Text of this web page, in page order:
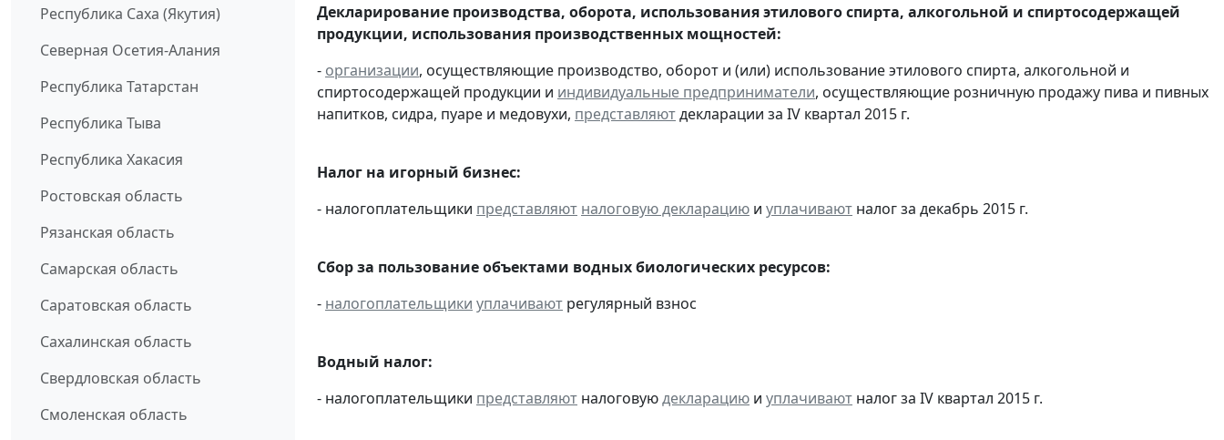
Республика Саха (Якутия)
Северная Осетия-Алания
Республика Татарстан
Республика Тыва
Республика Хакасия
Ростовская область
Рязанская область
Самарская область
Саратовская область
Сахалинская область
Свердловская область
Смоленская область
Декларирование производства, оборота, использования этилового спирта, алкогольной и спиртосодержащей
продукции, использования производственных мощностей:
- организации, осуществляющие производство, оборот и (или) использование этилового спирта, алкогольной и
спиртосодержащей продукции и индивидуальные предприниматели, осуществляющие розничную продажу пива и пивных
напитков, сидра, пуаре и медовухи, представляютдекларации за IV квартал 2015 г.
Налог на игорный бизнес:
- налогоплательщики представляют налоговую декларацию и уплачивают налог за декабрь 2015 г.
Сбор за пользование объектами водных биологических ресурсов:
- налогоплательщики уплачивают регулярный взнос
Водный налог:
- налогоплательщики представляют налоговуюдекларацию и уплачивают налог за IV квартал 2015 г.